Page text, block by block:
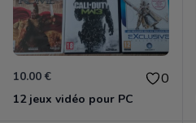
10.00 € 0
12 jeux vidéo pour PC